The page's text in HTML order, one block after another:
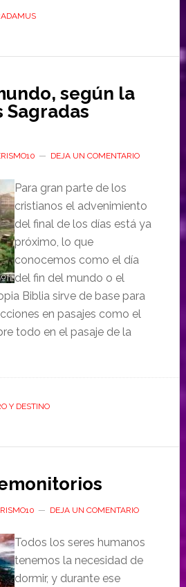
según la
Sagradas
DEJA UN COMENTARIO
Para gran parte de los
cristianos el advenimiento
del final de los días está ya
próximo, lo que
conocemos como el día
del fin del mundo o el
Biblia sirve de base para
en pasajes como el
todo en el pasaje de la
Y DESTINO
DEJA UN COMENTARIO
Todos los seres humanos
tenemos la necesidad de
dormir, y durante ese